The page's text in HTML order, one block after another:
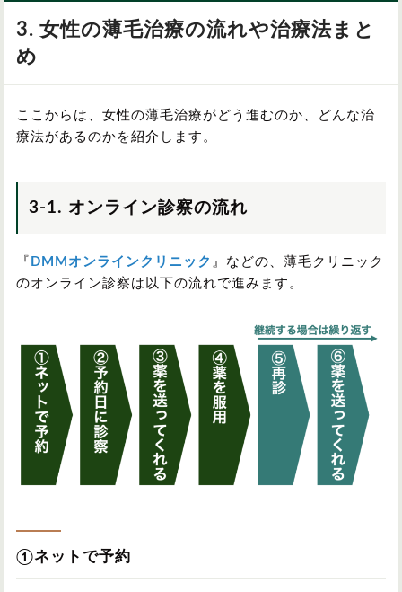
3. 女性の薄毛治療の流れや治療法まと
め
ここからは、女性の薄毛治療がどう進むのか、どんな治
療法があるのかを紹介します。
3-1. オンライン診察の流れ
『 DMMオンラインクリニック 』などの、薄毛クリニック
のオンライン診察は以下の流れで進みます。
①ネットで予約